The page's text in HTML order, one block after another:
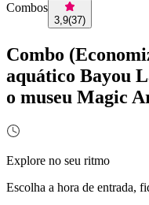
Combos
3,9(37)
Combo
aquático Bayou
o museu Magic
Explore no seu ritmo
Escolha a hora de entrada,